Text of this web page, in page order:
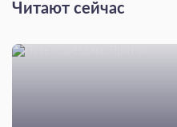
Читают сейчас